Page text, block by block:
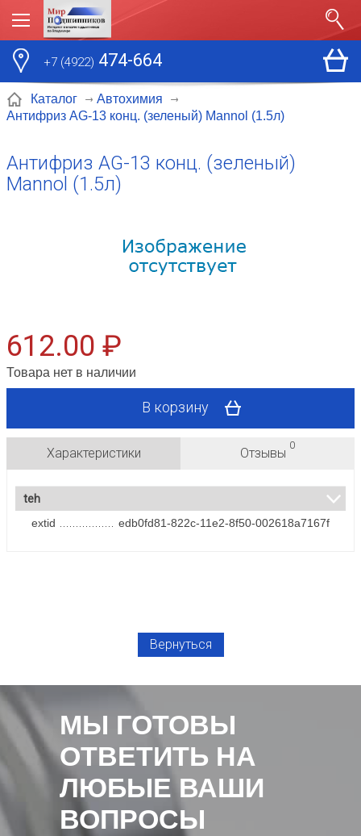
+7 (4922) 474-664
Каталог
Автохимия
Антифриз AG-13 конц. (зеленый) Mannol (1.5л)
Антифриз AG-13 конц. (зеленый)
Mannol (1.5л)
612.00 ₽
Товара нет в наличии
В корзину
Характеристики Отзывы
0
teh
extid
edb0fd81-822c-11e2-8f50-002618a7167f
Вернуться
МЫ ГОТОВЫ
ОТВЕТИТЬ НА
ЛЮБЫЕ ВАШИ
ВОПРОСЫ